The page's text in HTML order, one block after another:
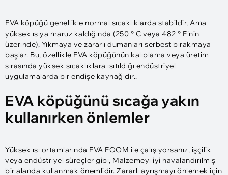
EVA köpüğü genellikle normal sıcaklıklarda stabildir, Ama
yüksek ısıya maruz kaldığında (250 ° C veya 482 ° F'nin
üzerinde), Yıkmaya ve zararlı dumanları serbest bırakmaya
başlar. Bu, özellikle EVA köpüğünün kalıplama veya üretim
sırasında yüksek sıcaklıklara ısıtıldığı endüstriyel
uygulamalarda bir endişe kaynağıdır..
EVA köpüğünü sıcağa yakın
kullanırken önlemler
Yüksek ısı ortamlarında EVA FOOM ile çalışıyorsanız, işçilik
veya endüstriyel süreçler gibi, Malzemeyi iyi havalandırılmış
bir alanda kullanmak önemlidir. Zararlı ayrışmayı önlemek için